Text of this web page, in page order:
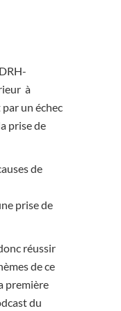
à
un échec
prise de
de
prise de
réussir
de ce
première
du